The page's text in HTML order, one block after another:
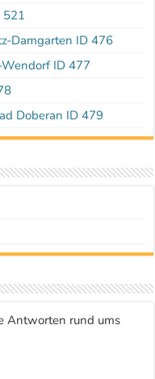
521
Damgarten ID 476
ID 477
Doberan ID 479
Antworten rund ums